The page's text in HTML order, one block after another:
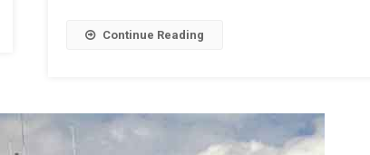
Continue Reading